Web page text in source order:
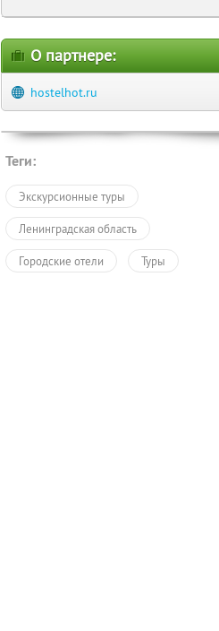
О партнере:
hostelhot.ru
Теги:
Экскурсионные туры
Ленинградская область
Городские отели Туры